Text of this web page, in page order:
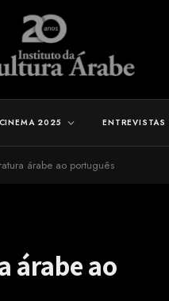
2025 ENTREVISTAS
árabe ao português
árabe ao